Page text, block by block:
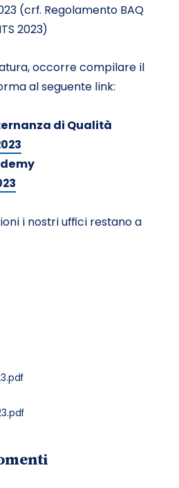
(crf. Regolamento BAQ
2023)
occorre compilare il
al seguente link:
di Qualità
i nostri uffici restano a